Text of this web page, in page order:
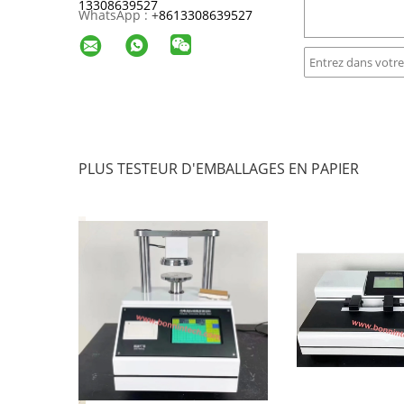
13308639527
WhatsApp :+8613308639527
PLUS TESTEUR D'EMBALLAGES EN PAPIER